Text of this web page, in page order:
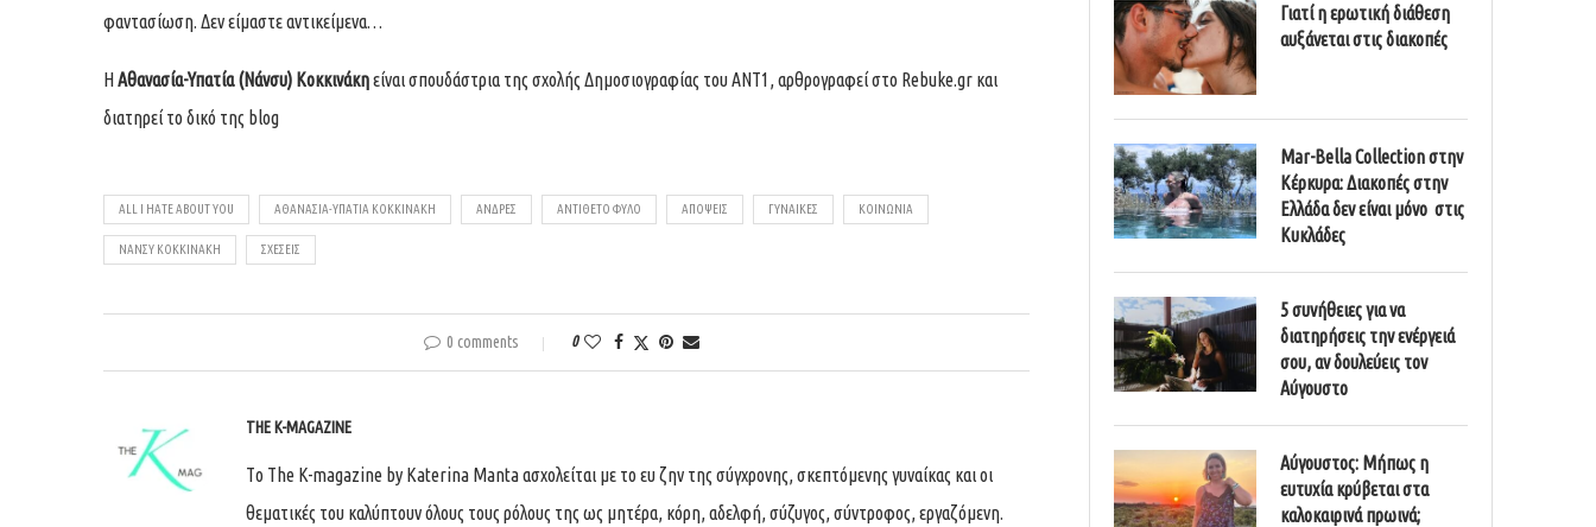
φαντασίωση. Δεν είμαστε αντικείμενα…
ΗΑθανασία-Υπατία (Νάνσυ) Κοκκινάκηείναι σπουδάστρια της σχολής Δημοσιογραφίας του ΑΝΤ1, αρθρογραφεί στο Rebuke.gr και
διατηρεί το δικό της blog
ALL I HATE ABOUT YOU ΑΘΑΝΑΣΊΑ-ΥΠΑΤΊΑ ΚΟΚΚΙΝΆΚΗ ΆΝΔΡΕΣ ΑΝΤΊΘΕΤΟ ΦΎΛΟ ΑΠΌΨΕΙΣ ΓΥΝΑΊΚΕΣ ΚΟΙΝΩΝΊΑ
ΝΆΝΣΥ ΚΟΚΚΙΝΆΚΗ ΣΧΈΣΕΙΣ
0 comments 0
THE K-MAGAZINE
Tο The K-magazine by Katerina Manta ασχολείται με το ευ ζην της σύγχρονης, σκεπτόμενης γυναίκας και οι
θεματικές του καλύπτουν όλους τους ρόλους της ως μητέρα, κόρη, αδελφή, σύζυγος, σύντροφος, εργαζόμενη.
Γιατί η ερωτική διάθεση
αυξάνεται στις διακοπές
Mar-Bella Collection στην
Κέρκυρα: Διακοπές στην
Ελλάδα δεν είναι μόνο στις
Κυκλάδες
5 συνήθειες για να
διατηρήσεις την ενέργειά
σου, αν δουλεύεις τον
Αύγουστο
Αύγουστος: Μήπως η
ευτυχία κρύβεται στα
καλοκαιρινά πρωινά;